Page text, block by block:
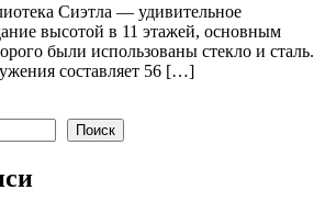
Сиэтла — удивительное
высотой в 11 этажей, основным
были использованы стекло и сталь.
составляет 56 […]
Поиск